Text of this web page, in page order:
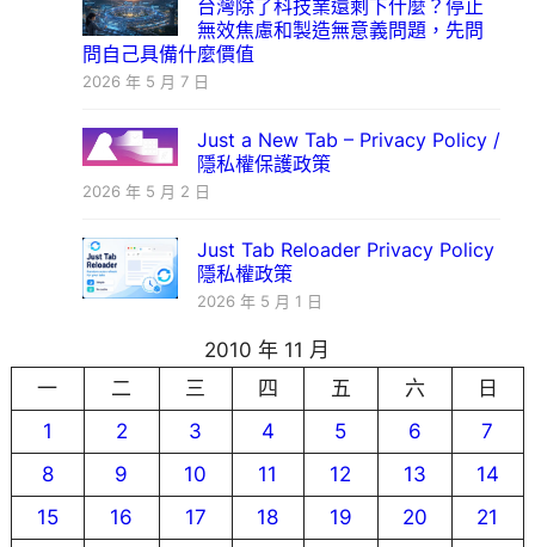
台灣除了科技業還剩下什麼？停止
無效焦慮和製造無意義問題，先問
問自己具備什麼價值
2026 年 5 月 7 日
Just a New Tab – Privacy Policy /
隱私權保護政策
2026 年 5 月 2 日
Just Tab Reloader Privacy Policy
隱私權政策
2026 年 5 月 1 日
2010 年 11 月
一
二 三 四 五 六
日
1
2 3 4 5 6
7
8
9 10 11 12 13
14
15
16 17 18 19 20
21